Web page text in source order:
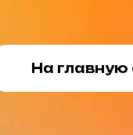
На главную